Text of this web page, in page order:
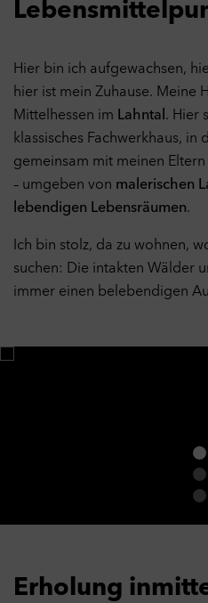
Hier bin ich aufgewachsen,
hier ist mein Zuhause. Meine
Mittelhessen im Lahntal . Hier
klassisches Fachwerkhaus, in
gemeinsam mit meinen
– umgeben von malerischen
lebendigen Lebensräumen.
Ich bin stolz, da zu wohnen,
suchen: Die intakten Wälder
immer einen belebendigen
Erholung